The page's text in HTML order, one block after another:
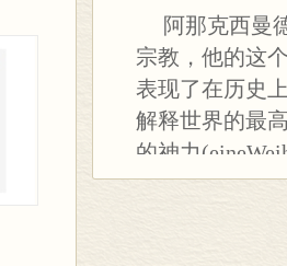
第四节 存在的概念
第五节 宇宙发展过程或
第六节 认识的概念
第二章 人类学时期
第七节 道德问题
第八节 科学问题
阿那克西曼
宗教，他的这
表现了在历史
解释世界的最
的神力
个仍然完全停